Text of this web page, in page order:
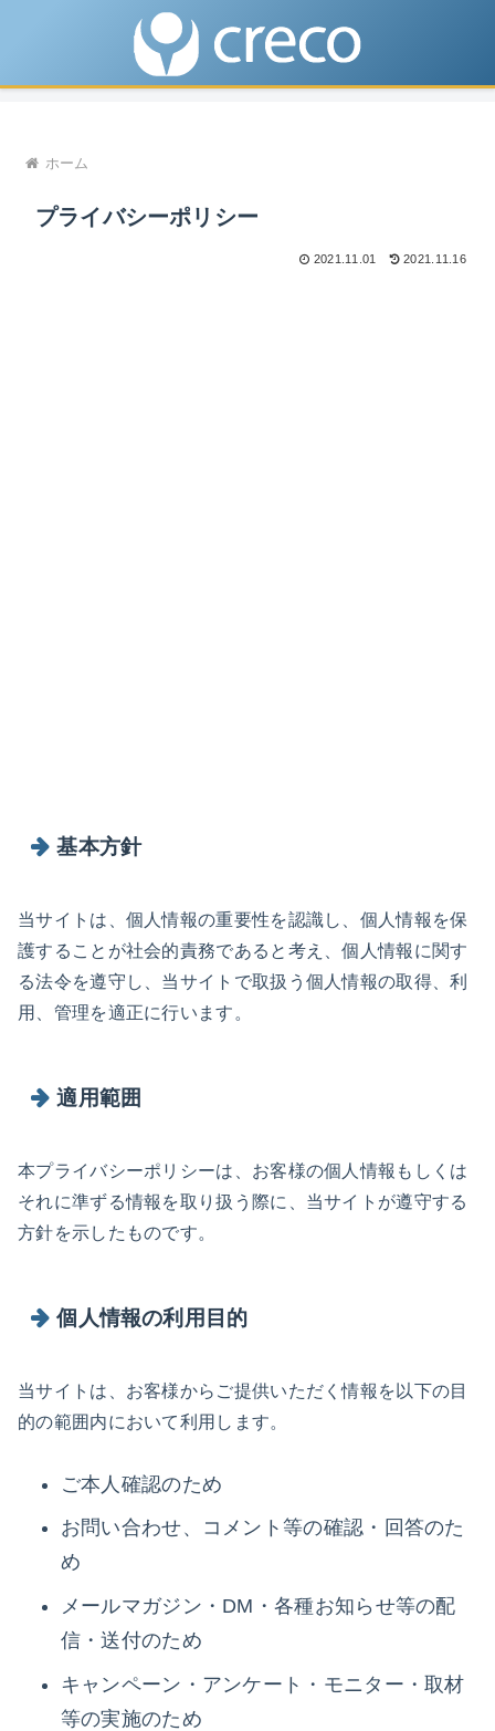
ホーム
プライバシーポリシー
2021.11.01 2021.11.16
基本方針
当サイトは、個人情報の重要性を認識し、個人情報を保
護することが社会的責務であると考え、個人情報に関す
る法令を遵守し、当サイトで取扱う個人情報の取得、利
用、管理を適正に行います。
適用範囲
本プライバシーポリシーは、お客様の個人情報もしくは
それに準ずる情報を取り扱う際に、当サイトが遵守する
方針を示したものです。
個人情報の利用目的
当サイトは、お客様からご提供いただく情報を以下の目
的の範囲内において利用します。
ご本人確認のため
お問い合わせ、コメント等の確認・回答のた
め
メールマガジン・DM・各種お知らせ等の配
信・送付のため
キャンペーン・アンケート・モニター・取材
等の実施のため